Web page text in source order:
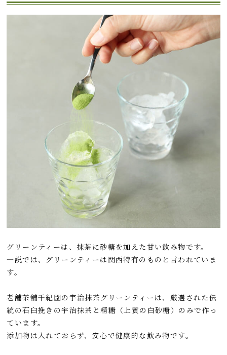
グリーンティーは、抹茶に砂糖を加えた甘い飲み物です。
一説では、グリーンティーは関西特有のものと言われていま
す。
老舗茶舗千紀園の宇治抹茶グリーンティーは、厳選された伝
統の石臼挽きの宇治抹茶と精糖（上質の白砂糖）のみで作っ
ています。
添加物は入れておらず、安心で健康的な飲み物です。